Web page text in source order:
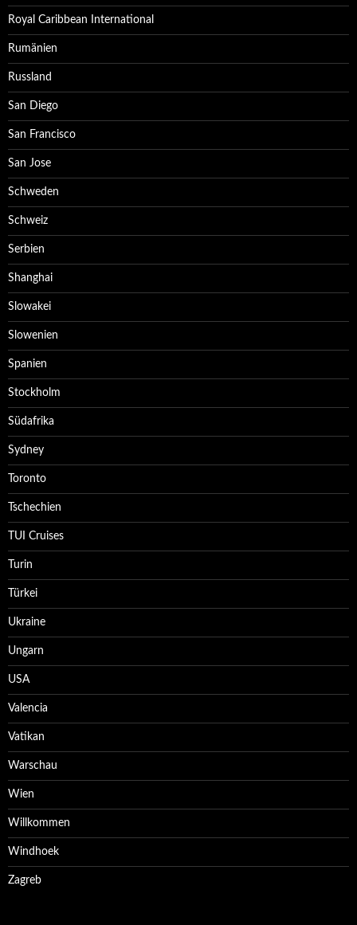
Royal Caribbean International
Rumänien
Russland
San Diego
San Francisco
San Jose
Schweden
Schweiz
Serbien
Shanghai
Slowakei
Slowenien
Spanien
Stockholm
Südafrika
Sydney
Toronto
Tschechien
TUI Cruises
Turin
Türkei
Ukraine
Ungarn
USA
Valencia
Vatikan
Warschau
Wien
Willkommen
Windhoek
Zagreb